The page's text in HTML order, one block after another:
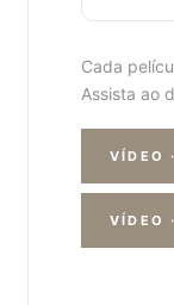
Cada
Assista ao
VÍDEO
VÍDEO